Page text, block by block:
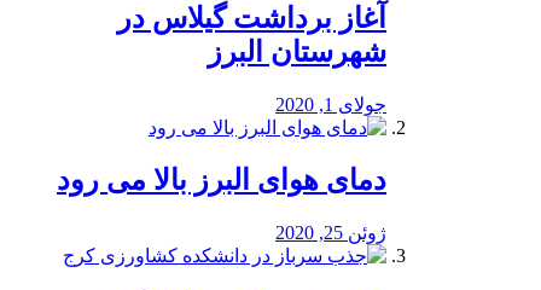
آغاز برداشت گیلاس در
شهرستان البرز
جولای 1, 2020
دمای هوای البرز بالا می رود
ژوئن 25, 2020